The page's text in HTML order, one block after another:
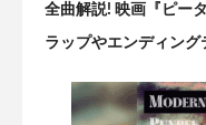
全曲解説! 映画『ピー
ラップやエンディング